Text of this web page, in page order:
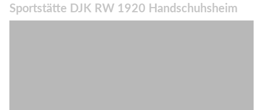
Sportstätte DJK RW 1920 Handschuhsheim